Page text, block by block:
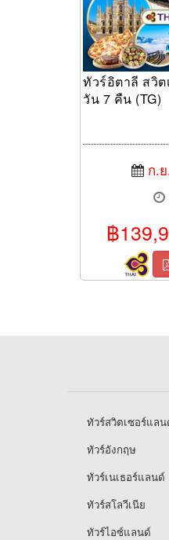
ทัวร์อิตาลี สวิต
วัน 7 คืน (TG)
ก.
฿
ทัวร์สวิตเซอร์แล
ทัวร์อังกฤษ
ทัวร์เนเธอร์แลนด์
ทัวร์สโลวีเนีย
ทัวร์ไอซ์แลนด์